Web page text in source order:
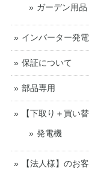
ガーデン用品
インバーター発
保証について
部品専用
【下取り＋買い替
発電機
【法人様】のお